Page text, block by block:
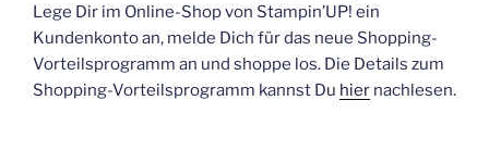
Lege Dir im Online-Shop von Stampin’UP! ein
Kundenkonto an, melde Dich für das neue Shopping-
Vorteilsprogramm an und shoppe los. Die Details zum
Shopping-Vorteilsprogramm kannst Du hier nachlesen.